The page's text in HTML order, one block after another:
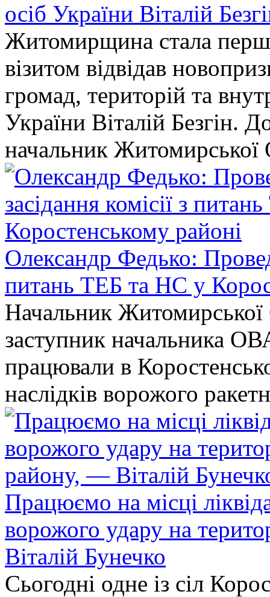
осіб України Віталій
Житомирщина стала
візитом відвідав
громад, територій та
України Віталій Безгін.
начальник
Олександр Федько:
питань ТЕБ та НС у
Начальник
заступник начальника
працювали в
наслідків ворожого
Працюємо на місці
ворожого удару на
Віталій Бунечко
Сьогодні одне із сіл